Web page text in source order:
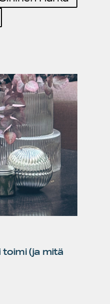
toimi (ja mitä